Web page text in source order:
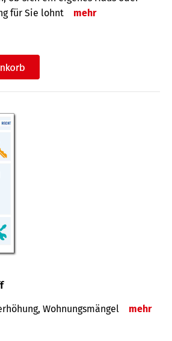
für Sie lohnt
mehr
Wohnungsmängel mehr